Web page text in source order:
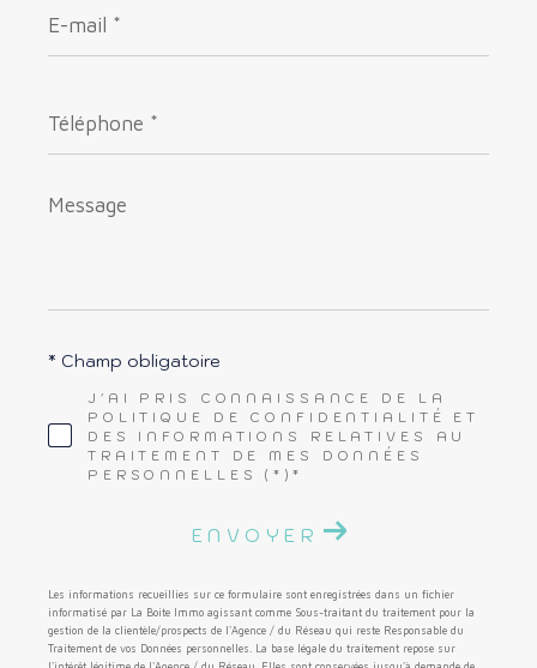
mail
*
*
Message
*
J'AI PRIS CONNAISSANCE DE LA
POLITIQUE DE CONFIDENTIALITÉ ET
DES INFORMATIONS RELATIVES AU
TRAITEMENT DE MES DONNÉES
PERSONNELLES (*)*
* Champ obligatoire
ENVOYER
Les informations recueillies sur ce formulaire sont enregistrées dans un fichier
informatisé par La Boite Immo agissant comme Sous-traitant du traitement pour la
gestion de la clientèle/prospects de l'Agence / du Réseau qui reste Responsable du
Traitement de vos Données personnelles. La base légale du traitement repose sur